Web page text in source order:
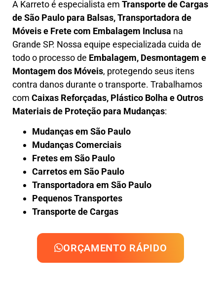
A Karretoé especialista em Transporte de Cargas
de São Paulo para Balsas,Transportadora de
Móveis e Frete com Embalagem Inclusa na
Grande SP. Nossa equipe especializada cuida de
todo o processo de Embalagem, Desmontagem e
Montagem dos Móveis, protegendo seus itens
contra danos durante o transporte. Trabalhamos
com Caixas Reforçadas, Plástico Bolha e Outros
Materiais de Proteção para Mudanças:
Mudanças em São Paulo
Mudanças Comerciais
Fretes em São Paulo
Carretos em São Paulo
Transportadora em São Paulo
Pequenos Transportes
Transporte de Cargas
ORÇAMENTO RÁPIDO